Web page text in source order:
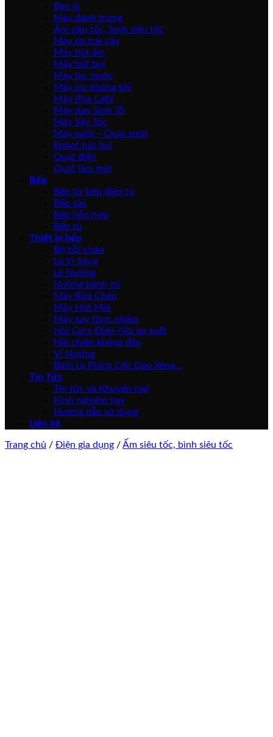
Bàn là
Máy đánh trứng
Ấm siêu tốc, bình siêu tốc
Máy ép trái cây
Máy hút ẩm
Máy hút bụi
Máy lọc nước
Máy lọc không khí
Máy Pha Café
Máy Xay Sinh Tố
Máy Sấy Tóc
Máy sưởi – Quạt sưởi
Robot hút bụi
Quạt điện
Quạt làm mát
Bếp
Bếp từ-bếp điện từ
Bếp gas
Bếp hỗn hợp
Bếp tủ
Thiết bị bếp
Bộ nồi chảo
Lò Vi Sóng
Lò Nướng
Nướng bánh mì
Máy Rửa Chén
Máy Hút Mùi
Máy xay thực phẩm
Nồi Cơm Điện-Nồi áp suất
Nồi chiên không dầu
Vỉ Nướng
Bình Lọ Phích Cốc Dao Xẻng…
Tin Tức
Tin tức và Khuyến mại
Kinh nghiệm hay
Hướng dẫn sử dụng
Liên hệ
Trang chủ / Điện gia dụng /Ấm siêu tốc, bình siêu tốc